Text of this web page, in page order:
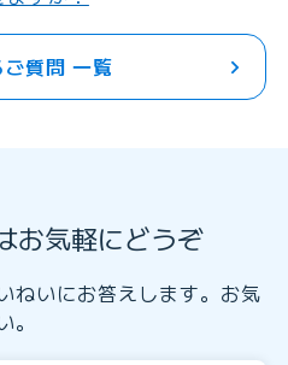
質問 一覧
お気軽にどうぞ
ねいにお答えします。お気